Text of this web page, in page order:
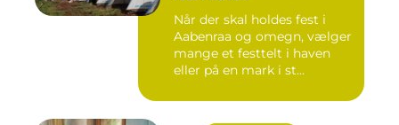
Når der skal holdes fest i
Aabenraa og omegn, vælger
mange et festtelt i haven
eller på en mark i st...